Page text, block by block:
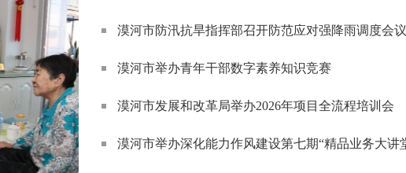
漠河市防汛抗旱指挥部召开防范应对强降雨调度会议
漠河市举办青年干部数字素养知识竞赛
漠河市发展和改革局举办2026年项目全流程培训会
漠河市举办深化能力作风建设第七期“精品业务大讲